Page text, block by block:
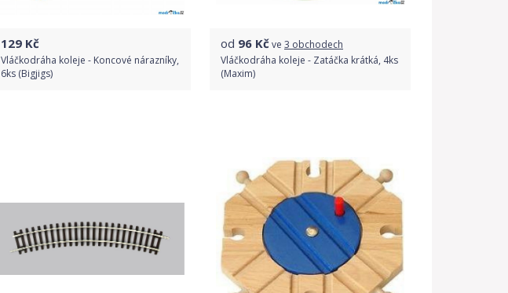
129 Kč
Vláčkodráha koleje - Koncové nárazníky,
6ks (Bigjigs)
od 96 Kčve 3 obchodech
Vláčkodráha koleje - Zatáčka krátká, 4ks
(Maxim)